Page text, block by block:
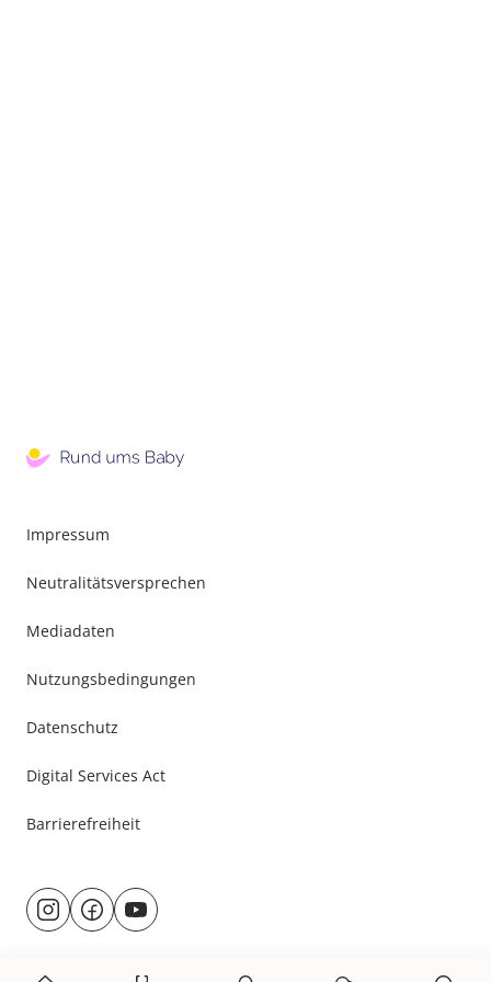
Impressum
Neutralitätsversprechen
Mediadaten
Nutzungsbedingungen
Datenschutz
Digital Services Act
Barrierefreiheit
Besuche
uns@rund.ums.baby
facebook.com/rundumsbaby.de
youtube.com/@rundumsbaby_